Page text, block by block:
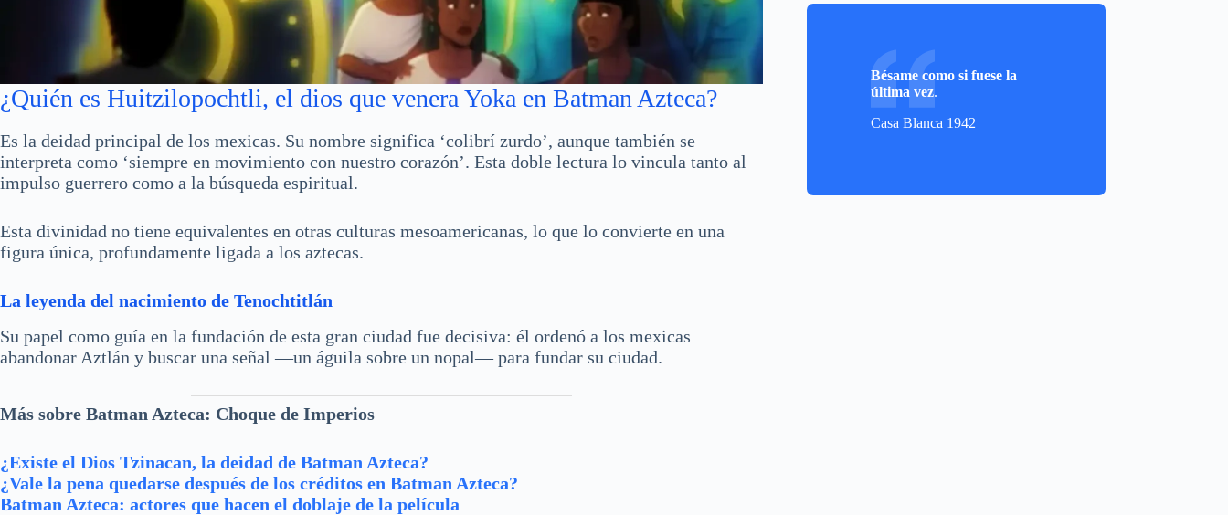
¿Quién es Huitzilopochtli, el dios que venera Yoka en Batman Azteca?
Es la deidad principal de los mexicas. Su nombre significa ‘colibrí zurdo’, aunque también se
interpreta como ‘siempre en movimiento con nuestro corazón’. Esta doble lectura lo vincula tanto al
impulso guerrero como a la búsqueda espiritual.
Esta divinidad no tiene equivalentes en otras culturas mesoamericanas, lo que lo convierte en una
figura única, profundamente ligada a los aztecas.
La leyenda del nacimiento de Tenochtitlán
Su papel como guía en la fundación de esta gran ciudad fue decisiva: él ordenó a los mexicas
abandonar Aztlán y buscar una señal —un águila sobre un nopal— para fundar su ciudad.
Más sobre Batman Azteca: Choque de Imperios
¿Existe el Dios Tzinacan, la deidad de Batman Azteca?
¿Vale la pena quedarse después de los créditos en Batman Azteca?
Batman Azteca: actores que hacen el doblaje de la película
Bésame como si fuese la
última vez.
Casa Blanca 1942